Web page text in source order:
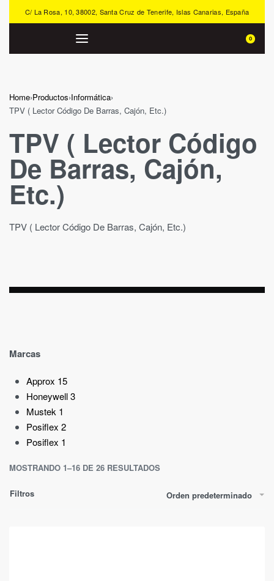
C/ La Rosa, 10, 38002, Santa Cruz de Tenerife, Islas Canarias, España
0
Home›Productos›Informática›
TPV ( Lector Código De Barras, Cajón, Etc.)
TPV ( Lector Código
De Barras, Cajón,
Etc.)
TPV ( Lector Código De Barras, Cajón, Etc.)
Marcas
Approx 15
Honeywell3
Mustek 1
Posiflex 2
Posiflex 1
MOSTRANDO 1–16 DE 26 RESULTADOS
Orden predeterminado
Filtros